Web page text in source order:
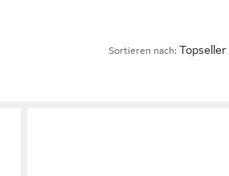
Sortieren nach: Topseller